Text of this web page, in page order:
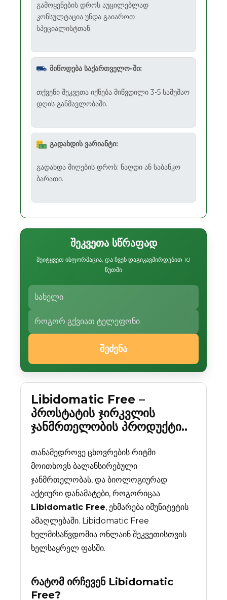
გამოყენების დროს აუცილებლად
კონსულტაცია უნდა გაიაროთ
სპეციალისტთან.
მიწოდება საქართველო-ში:
თქვენი შეკვეთა იქნება მიწვდილი 3-5 სამუშაო
დღის განმავლობაში.
გადახდის ვარიანტი:
გადახდა მიღების დროს: ნაღდი ან საბანკო
ბარათი.
შეკვეთა სწრაფად
შეიტყვეთ ინფორმაცია, და ჩვენ დაგიკავშირდებით 10
წუთში
შეძენა
Libidomatic Free –
პროსტატის ჯირკვლის
ჯანმრთელობის პროდუქტი..
თანამედროვე ცხოვრების რიტმი
მოითხოვს ბალანსირებული
ჯანმრთელობას, და ბიოლოგიურად
აქტიური დანამატები, როგორიცაა
Libidomatic Free, ეხმარება იმუნიტეტის
ამაღლებაში. Libidomatic Free
ხელმისაწვდომია ონლაინ შეკვეთისთვის
ხელსაყრელ ფასში.
რატომ ირჩევენ Libidomatic
Free?